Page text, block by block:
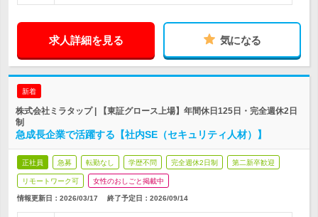
求人詳細を見る 気になる
新着
株式会社ミラタップ | 【東証グロース上場】年間休日125日・完全週休2日
制
急成長企業で活躍する【社内SE（セキュリティ人材）】
正社員 急募 転勤なし 学歴不問 完全週休2日制 第二新卒歓迎
リモートワーク可 女性のおしごと掲載中
情報更新日：2026/03/17 終了予定日： 2026/09/14